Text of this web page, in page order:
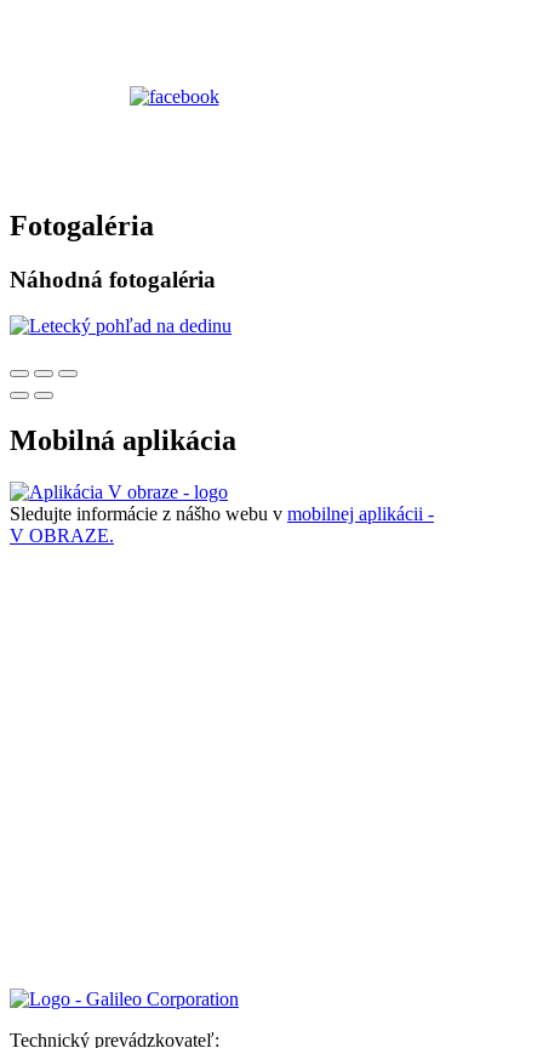
Fotogaléria
Náhodná fotogaléria
Mobilná aplikácia
Sledujte informácie z nášho webu v mobilnej aplikácii -
V OBRAZE.
Technický prevádzkovateľ: